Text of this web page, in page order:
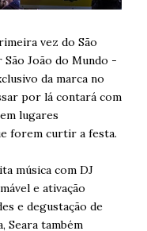
vez do São
São João do Mundo -
da marca no
por lá contará com
lugares
forem curtir a festa.
música com DJ
e ativação
e degustação de
Seara também